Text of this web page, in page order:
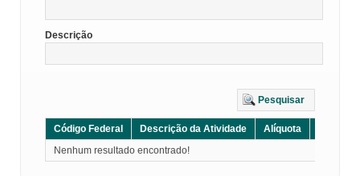
Descrição
Pesquisar
Código Federal Descrição da Atividade Alíquota
Nenhum resultado encontrado!